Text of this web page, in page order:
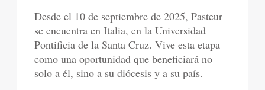
Desde el 10 de septiembre de 2025, Pasteur
se encuentra en Italia, en la Universidad
Pontificia de la Santa Cruz. Vive esta etapa
como una oportunidad que beneficiará no
solo a él, sino a su diócesis y a su país.